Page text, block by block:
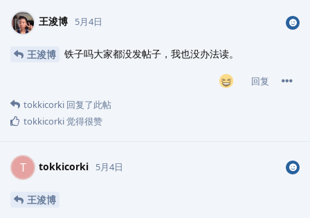
王浚博 5月4日
王浚博 铁子吗大家都没发帖子，我也没办法读。
回复
tokkicorki 回复了此帖
tokkicorki觉得很赞
T tokkicorki 5月4日
王浚博